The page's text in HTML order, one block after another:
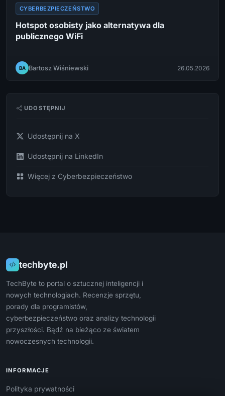
CYBERBEZPIECZEŃSTWO
Hotspot osobisty jako alternatywa dla
publicznego WiFi
BA Bartosz Wiśniewski 26.05.2026
UDOSTĘPNIJ
Udostępnij na X
Udostępnij na LinkedIn
Więcej z Cyberbezpieczeństwo
techbyte.pl
TechByte to portal o sztucznej inteligencji i
nowych technologiach. Recenzje sprzętu,
porady dla programistów,
cyberbezpieczeństwo oraz analizy technologii
przyszłości. Bądź na bieżąco ze światem
nowoczesnych technologii.
INFORMACJE
Polityka prywatności